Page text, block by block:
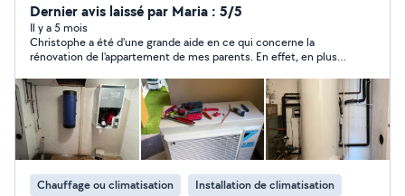
climatisation. Dépannage rapide de vos canalisations
Dépannage rapide de vos systèmes de chauffage
Entretien et maintenance Installation (chauffe-eau,
radiateurs, climatisation, robinetterie, chaudière, poêle
à granulés etc.) Ramoneur fumiste Travail soigné et
conforme aux normes Basé à La Colle Sur Loup , je me
déplace rapidement selon vos besoins. Devis clair et
gratuits , conseils honnêtes et satisfaction du client sont
mes priorité. N'hésitez pas à me contacter
Dernier avis laissé par Maria : 5/5
Il y a 5 mois
Christophe a été d'une grande aide en ce qui concerne la
rénovation de l'appartement de mes parents. En effet, en plus
besoins, il est très sympathique. Ce qui ne gâche rien. Je valide
+++
Chauffage ou climatisation Installation de climatisation